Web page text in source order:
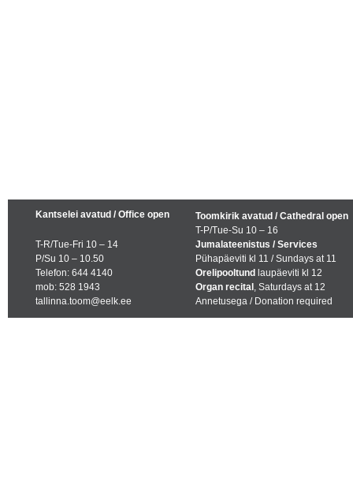
Kantselei avatud / Office open
T-R/Tue-Fri 10 – 14
P/Su 10 – 10.50
Telefon: 644 4140
mob: 528 1943
tallinna.toom@eelk.ee
Toomkirik avatud / Cathedral open
T-P/Tue-Su 10 – 16
Jumalateenistus / Services
Pühapäeviti kl 11 / Sundays at 11
Orelipooltund laupäeviti kl 12
Organ recital , Saturdays at 12
Annetusega / Donation required